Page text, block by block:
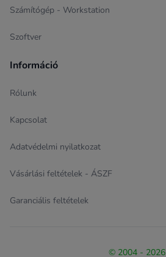
Számítógép - Workstation
Szoftver
Információ
Rólunk
Kapcsolat
Adatvédelmi nyilatkozat
Vásárlási feltételek - ÁSZF
Garanciális feltételek
© 2004 - 2026